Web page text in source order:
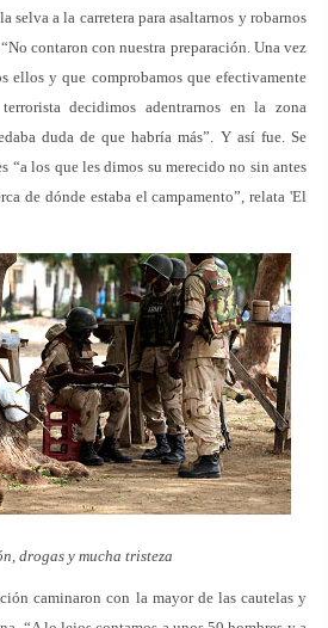
selva a la carretera para asaltarnos y robarnos
contaron con nuestra preparación. Una vez
ellos y que comprobamos que efectivamente
decidimos adentrarnos en la zona
duda de que habría más”. Y así fue. Se
“a los que les dimos su merecido no sin antes
de dónde estaba el campamento”, relata 'El
drogas y mucha tristeza
caminaron con la mayor de las cautelas y